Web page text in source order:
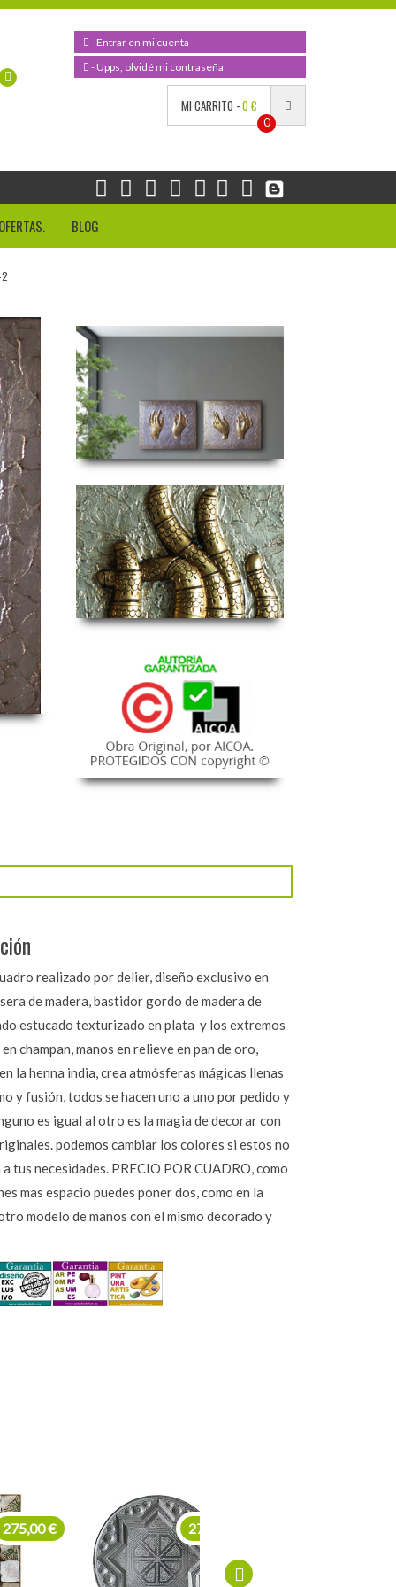
- Entrar en mi cuenta
- Upps, olvidé mi contraseña
MI CARRITO -0 €
0
OFERTAS. BLOG
2
realizado por delier, diseño exclusivo en
de madera, bastidor gordo de madera de
estucado texturizado en plata y los extremos
champan, manos en relieve en pan de oro,
la henna india, crea atmósferas mágicas llenas
y fusión, todos se hacen uno a uno por pedido y
es igual al otro es la magia de decorar con
podemos cambiar los colores si estos no
tus necesidades. PRECIO POR CUADRO, como
mas espacio puedes poner dos, como en la
modelo de manos con el mismo decorado y
270,00 €